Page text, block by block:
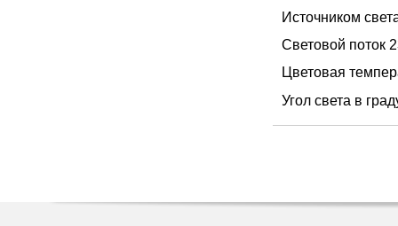
Источником
Световой поток
Цветовая
Угол света в